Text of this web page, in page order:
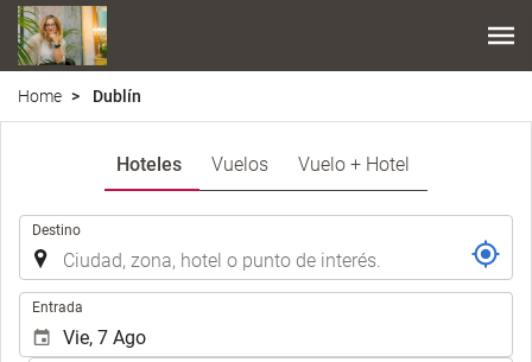
Home Dublín
Hoteles Vuelos Vuelo + Hotel
Destino
Entrada